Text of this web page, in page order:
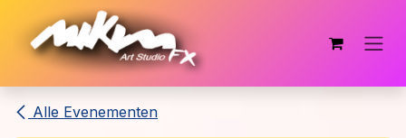
Overslaan naar inhoud
Alle Evenementen